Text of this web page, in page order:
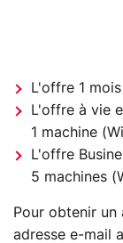
L'offre 1
L'offre à vie
1 machine
L'offre
5 machines
Pour obtenir un
adresse e-mail